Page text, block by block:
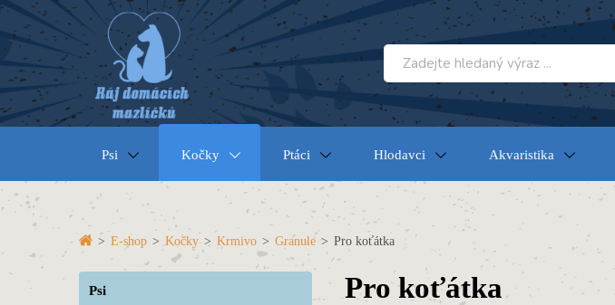
Psi Kočky Ptáci Hlodavci Akvaristika
> E-shop > Kočky > Krmivo > Granule > Pro koťátka
Psi Pro koťátka